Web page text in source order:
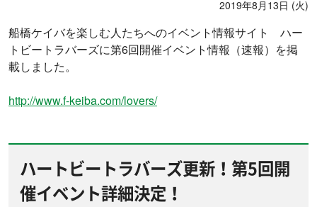
2019年8月13日 (火)
船橋ケイバを楽しむ人たちへのイベント情報サイト ハー
トビートラバーズに第6回開催イベント情報（速報）を掲
載しました。
http://www.f-keiba.com/lovers/
ハートビートラバーズ更新！第5回開
催イベント詳細決定！